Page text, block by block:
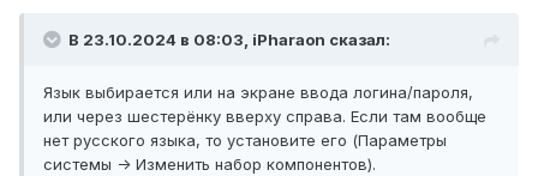
В 23.10.2024 в 08:03, iPharaon сказал:
Язык выбирается или на экране ввода логина/пароля,
или через шестерёнку вверху справа. Если там вообще
нет русского языка, то установите его (Параметры
системы -> Изменить набор компонентов).